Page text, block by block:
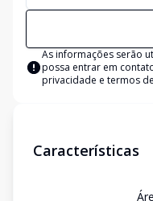
As informações serão
possa entrar em
privacidade e termos
Características